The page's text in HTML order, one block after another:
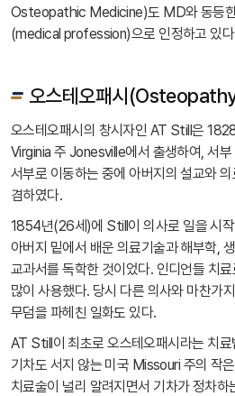
Osteopathic Medicine)도 MD와 동등한
(medical profession)으로 인정하고 있
오스테오패시
오스테오패시의 창시자인 AT Still은
Virginia 주 Jonesville에서 출생하여, 서부
서부로 이동하는 중에 아버지의 설교와
겸하였다.
1854년(26세)에 Still이 의사로 일을 시
아버지 밑에서 배운 의료기술과 해부학,
교과서를 독학한 것이었다. 인디언들 치
많이 사용했다. 당시 다른 의사와 마찬가
무덤을 파헤친 일화도 있다.
AT Still이 최초로 오스테오패시라는 치
기차도 서지 않는 미국 Missouri 주의 작
치료술이 널리 알려지면서 기차가 정차하